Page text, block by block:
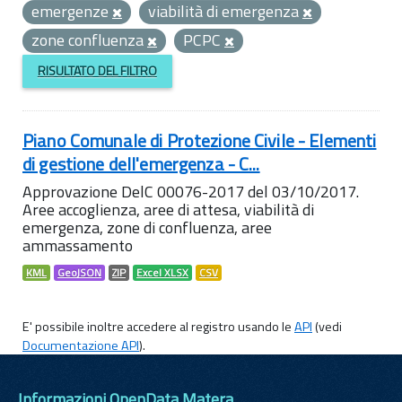
emergenze
viabilità di emergenza
zone confluenza
PCPC
RISULTATO DEL FILTRO
Piano Comunale di Protezione Civile - Elementi
di gestione dell'emergenza - C...
Approvazione DelC 00076-2017 del 03/10/2017.
Aree accoglienza, aree di attesa, viabilità di
emergenza, zone di confluenza, aree
ammassamento
KML GeoJSON ZIP Excel XLSX CSV
E' possibile inoltre accedere al registro usando leAPI(vedi
Documentazione API).